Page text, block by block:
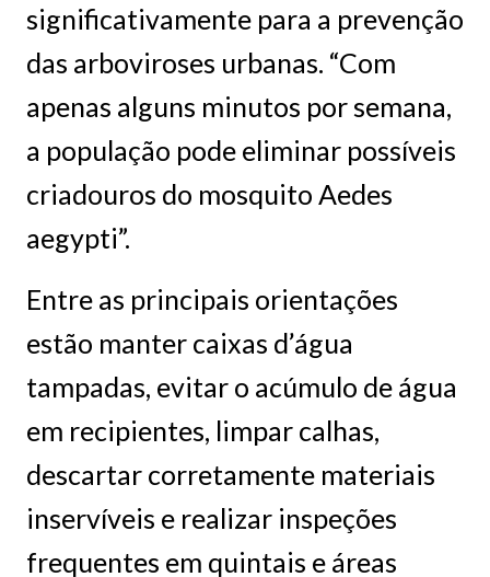
significativamente para a prevenção
das arboviroses urbanas. “Com
apenas alguns minutos por semana,
a população pode eliminar possíveis
criadouros do mosquito Aedes
aegypti”.
Entre as principais orientações
estão manter caixas d’água
tampadas, evitar o acúmulo de água
em recipientes, limpar calhas,
descartar corretamente materiais
inservíveis e realizar inspeções
frequentes em quintais e áreas